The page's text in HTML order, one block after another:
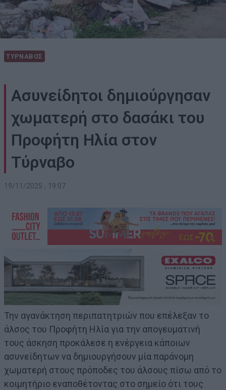
ΤΥΡΝΑΒΟΣ
Ασυνείδητοι δημιούργησαν
χωματερή στο δασάκι του
Προφήτη Ηλία στον
Τύρναβο
19/11/2025 , 19:07
Την αγανάκτηση περιπατητριών που επέλεξαν το
άλσος του Προφήτη Ηλία για την απογευματινή
τους άσκηση προκάλεσε η ενέργεια κάποιων
ασυνείδητων να δημιουργήσουν μία παράνομη
χωματερή στους πρόποδες του άλσους πίσω από το
κοιμητήριο εναποθέτοντας στο σημείο ότι τους